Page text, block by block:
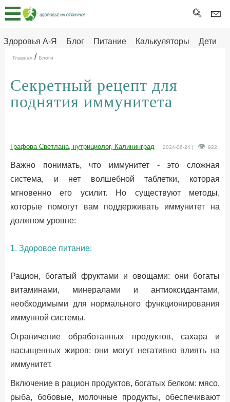
Здоровья А-Я Блог Питание Калькуляторы
Дети
Главная
Тесты
Про
ДЕТЯМ
Главная / Блоги
Секретный рецепт для
поднятия иммунитета
Графова Светлана, нутрициолог, Калининград 2024-06-24 | 922
Важно понимать, что иммунитет - это сложная
система, и нет волшебной таблетки, которая
мгновенно его усилит. Но существуют методы,
которые помогут вам поддерживать иммунитет на
должном уровне:
1. Здоровое питание:
Рацион, богатый фруктами и овощами: они богаты
витаминами, минералами и антиоксидантами,
необходимыми для нормального функционирования
иммунной системы.
Ограничение обработанных продуктов, сахара и
насыщенных жиров: они могут негативно влиять на
иммунитет.
Включение в рацион продуктов, богатых белком: мясо,
рыба, бобовые, молочные продукты, обеспечивают